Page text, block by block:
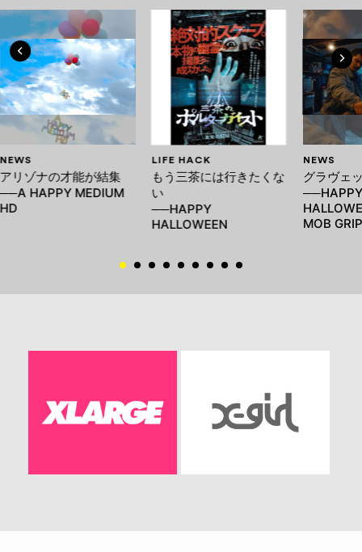
NEWS
アリゾナの才能が結集
──A HAPPY MEDIUM
HD
LIFE HACK
もう三茶には行きたくな
い
──HAPPY
HALLOWEEN
NEWS
グラヴェ
──HAPPY
MOB GRIP